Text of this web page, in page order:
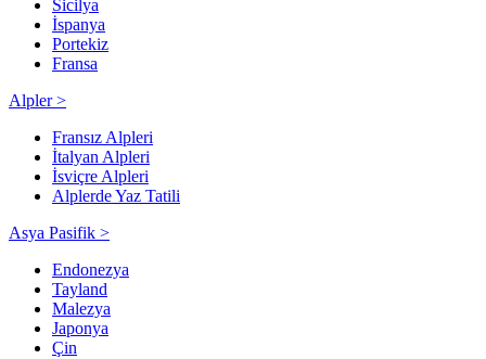
Sicilya
İspanya
Portekiz
Fransa
Alpler >
Fransız Alpleri
İtalyan Alpleri
İsviçre Alpleri
Alplerde Yaz Tatili
Asya Pasifik >
Endonezya
Tayland
Malezya
Japonya
Çin